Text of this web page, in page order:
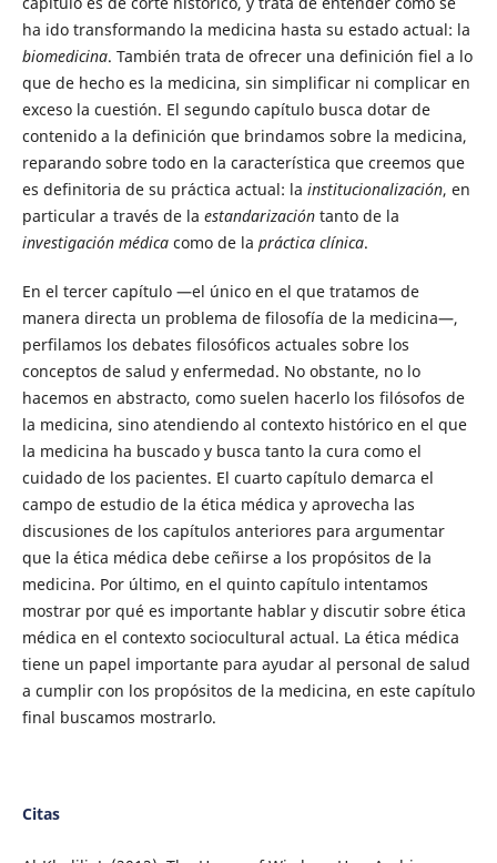
ha ido transformando la medicina hasta su estado actual: la
biomedicina. También trata de ofrecer una definición fiel a lo
que de hecho es la medicina, sin simplificar ni complicar en
exceso la cuestión. El segundo capítulo busca dotar de
contenido a la definición que brindamos sobre la medicina,
reparando sobre todo en la característica que creemos que
es definitoria de su práctica actual: la institucionalización, en
particular a través de la estandarizacióntanto de la
investigación médicacomo de la práctica clínica.
En el tercer capítulo —el único en el que tratamos de
manera directa un problema de filosofía de la medicina—,
perfilamos los debates filosóficos actuales sobre los
conceptos de salud y enfermedad. No obstante, no lo
hacemos en abstracto, como suelen hacerlo los filósofos de
la medicina, sino atendiendo al contexto histórico en el que
la medicina ha buscado y busca tanto la cura como el
cuidado de los pacientes. El cuarto capítulo demarca el
campo de estudio de la ética médica y aprovecha las
discusiones de los capítulos anteriores para argumentar
que la ética médica debe ceñirse a los propósitos de la
medicina. Por último, en el quinto capítulo intentamos
mostrar por qué es importante hablar y discutir sobre ética
médica en el contexto sociocultural actual. La ética médica
tiene un papel importante para ayudar al personal de salud
a cumplir con los propósitos de la medicina, en este capítulo
final buscamos mostrarlo.
Citas